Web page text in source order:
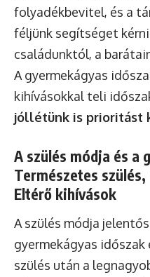
folyadékbevitel, és a
féljünk segítséget
családunktól, a
A gyermekágyas
kihívásokkal teli
jóllétünk is prioritást
A szülés módja és a
Természetes
Eltérő kihívások
A szülés módja
gyermekágyas
szülés után a